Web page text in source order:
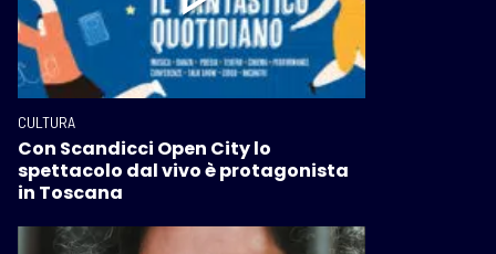
CULTURA
Con Scandicci Open City lo
spettacolo dal vivo è protagonista
in Toscana